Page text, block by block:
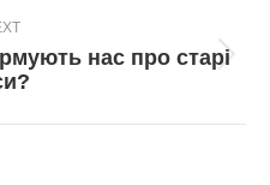
Next
post:
нас про старі